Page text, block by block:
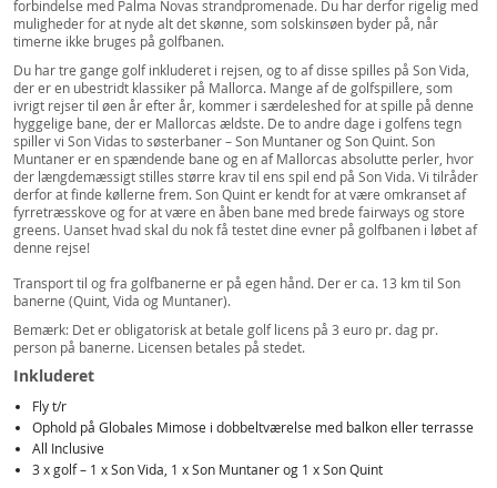
forbindelse med Palma Novas strandpromenade. Du har derfor rigelig med
muligheder for at nyde alt det skønne, som solskinsøen byder på, når
timerne ikke bruges på golfbanen.
Du har tre gange golf inkluderet i rejsen, og to af disse spilles på Son Vida,
der er en ubestridt klassiker på Mallorca. Mange af de golfspillere, som
ivrigt rejser til øen år efter år, kommer i særdeleshed for at spille på denne
hyggelige bane, der er Mallorcas ældste. De to andre dage i golfens tegn
spiller vi Son Vidas to søsterbaner – Son Muntaner og Son Quint. Son
Muntaner er en spændende bane og en af Mallorcas absolutte perler, hvor
der længdemæssigt stilles større krav til ens spil end på Son Vida. Vi tilråder
derfor at finde køllerne frem. Son Quint er kendt for at være omkranset af
fyrretræsskove og for at være en åben bane med brede fairways og store
greens. Uanset hvad skal du nok få testet dine evner på golfbanen i løbet af
denne rejse!
Transport til og fra golfbanerne er på egen hånd. Der er ca. 13 km til Son
banerne (Quint, Vida og Muntaner).
Bemærk: Det er obligatorisk at betale golf licens på 3 euro pr. dag pr.
person på banerne. Licensen betales på stedet.
Inkluderet
Fly t/r
Ophold på Globales Mimose i dobbeltværelse med balkon eller terrasse
All Inclusive
3 x golf – 1 x Son Vida, 1 x Son Muntaner og 1 x Son Quint